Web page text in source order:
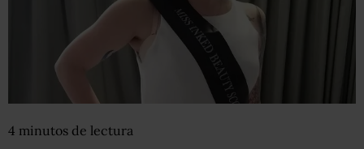
4 minutos de lectura